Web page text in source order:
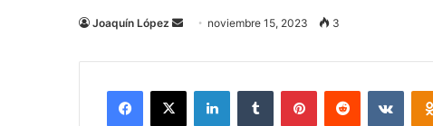
Joaquín López
Send
email
noviembre 15, 2023 3
Facebook
X LinkedInTumblr PinterestReddit